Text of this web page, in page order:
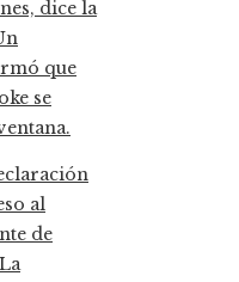
dice la
que
se
al
de